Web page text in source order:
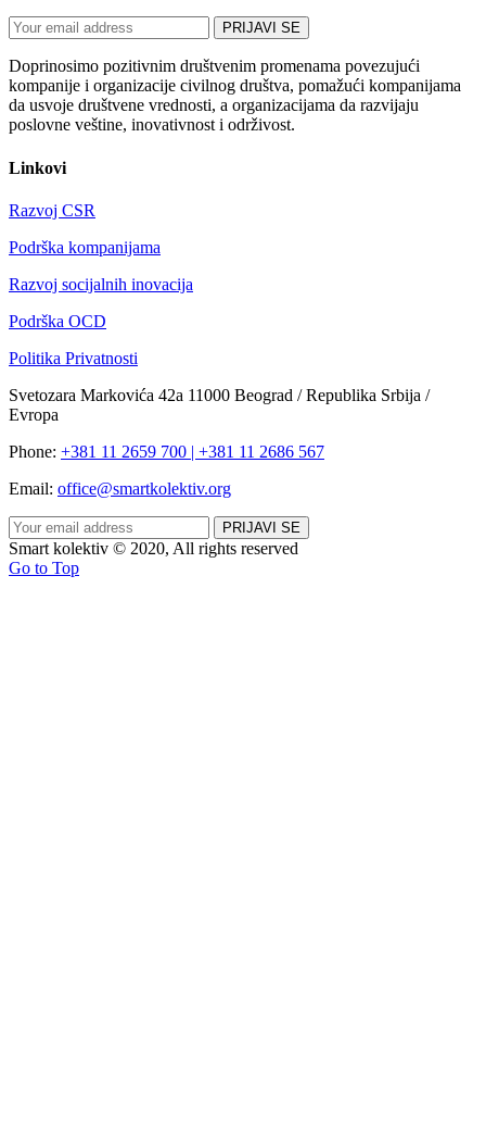
Doprinosimo pozitivnim društvenim promenama povezujući
kompanije i organizacije civilnog društva, pomažući kompanijama
da usvoje društvene vrednosti, a organizacijama da razvijaju
poslovne veštine, inovativnost i održivost.
Linkovi
Razvoj CSR
Podrška kompanijama
Razvoj socijalnih inovacija
Podrška OCD
Politika Privatnosti
Svetozara Markovića 42a 11000 Beograd / Republika Srbija /
Evropa
Phone: +381 11 2659 700 | +381 11 2686 567
Email: office@smartkolektiv.org
Smart kolektiv © 2020, All rights reserved
Go to Top